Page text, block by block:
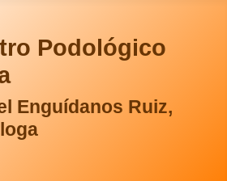
Podológico
Enguídanos Ruiz,